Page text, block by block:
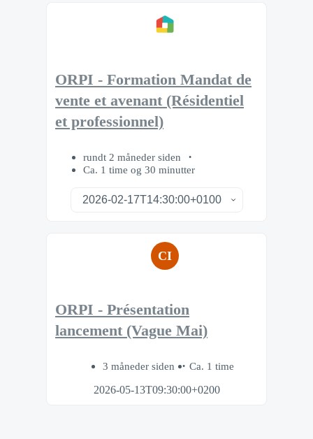
ORPI - Formation Mandat de
vente et avenant (Résidentiel
et professionnel)
rundt 2 måneder siden
Ca. 1 time og 30 minutter
CI
ORPI - Présentation
lancement (Vague Mai)
3 måneder siden
Ca. 1 time
2026-05-13T09:30:00+0200